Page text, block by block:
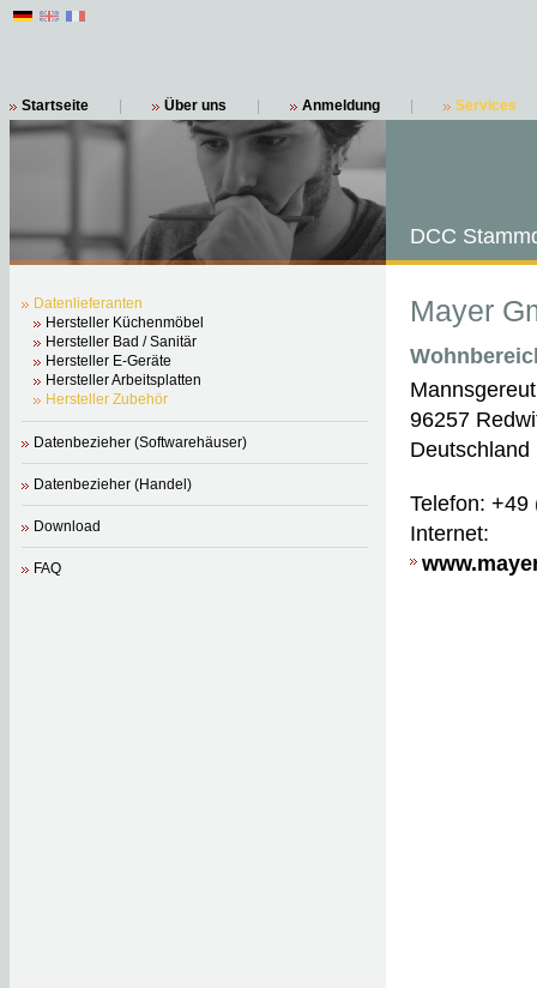
Startseite Über uns Anmeldung Services
Datenlieferanten
Hersteller Küchenmöbel
Hersteller Bad / Sanitär
Hersteller E-Geräte
Hersteller Arbeitsplatten
Hersteller Zubehör
Datenbezieher (Softwarehäuser)
Datenbezieher (Handel)
Download
FAQ
DCC
Mayer
96257
Deutschland
Telefon: +49
Internet: